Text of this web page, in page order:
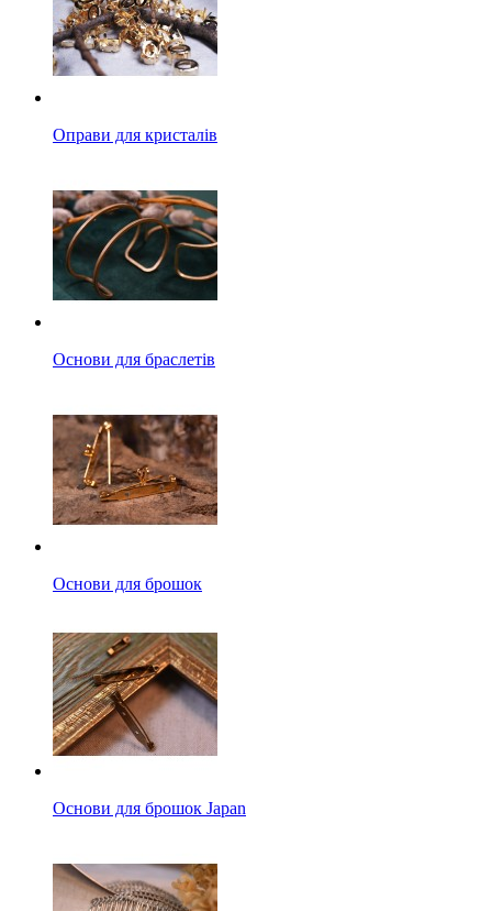
Оправи для кристалів
Основи для браслетів
Основи для брошок
Основи для брошок Japan